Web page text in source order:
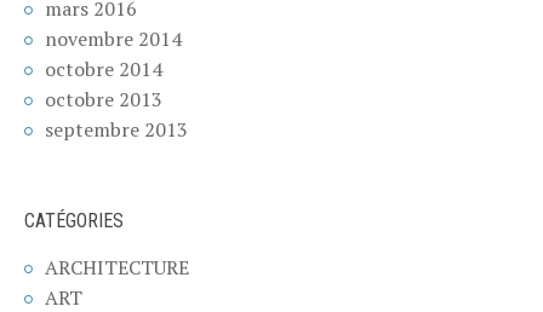
mars 2016
novembre 2014
octobre 2014
octobre 2013
septembre 2013
CATÉGORIES
ARCHITECTURE
ART